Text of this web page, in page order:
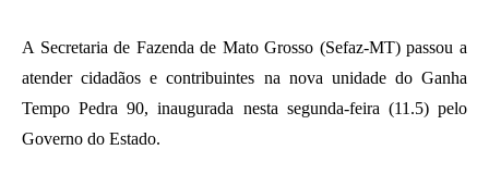
A Secretaria de Fazenda de Mato Grosso (Sefaz-MT) passou a
atender cidadãos e contribuintes na nova unidade do Ganha
Tempo Pedra 90, inaugurada nesta segunda-feira (11.5) pelo
Governo do Estado.